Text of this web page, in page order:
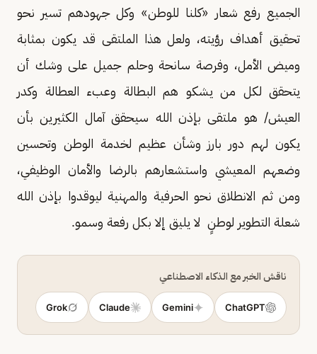
الجميع رفع شعار «كلنا للوطن» وكل جهودهم تسير نحو
تحقيق أهداف رؤيته، ولعل هذا الملتقى قد يكون بمثابة
وميض الأمل، وفرصة سانحة وحلم جميل على وشك أن
يتحقق لكل من يشكو هم البطالة وعبء العطالة وكدر
العيش/ هو ملتقى بإذن الله سيحقق آمال الكثيرين بأن
يكون لهم دور بارز وشأن عظيم لخدمة الوطن وتحسين
وضعهم المعيشي واستشعارهم بالرضا والأمان الوظيفي،
ومن ثم الانطلاق نحو الحرفية والمهنية ليوقدوا بإذن الله
شعلة التطوير لوطنٍ لا يليق إلا بكل رفعة وسمو.
ناقش الخبر مع الذكاء الاصطناعي
ChatGPT
Gemini
Claude
Grok